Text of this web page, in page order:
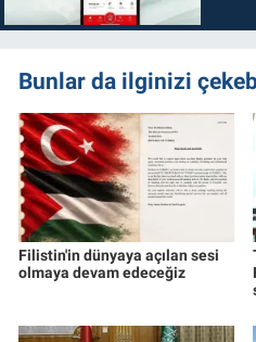
Bunlar da ilginizi
Filistin'in dünyaya açılan sesi
olmaya devam edeceğiz